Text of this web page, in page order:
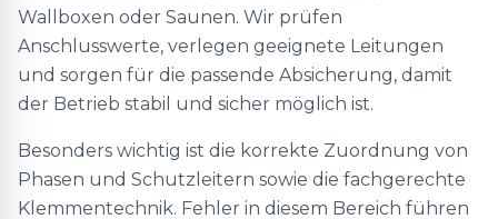
Wallboxen oder Saunen. Wir prüfen
Anschlusswerte, verlegen geeignete Leitungen
und sorgen für die passende Absicherung, damit
der Betrieb stabil und sicher möglich ist.
Besonders wichtig ist die korrekte Zuordnung von
Phasen und Schutzleitern sowie die fachgerechte
Klemmentechnik. Fehler in diesem Bereich führen